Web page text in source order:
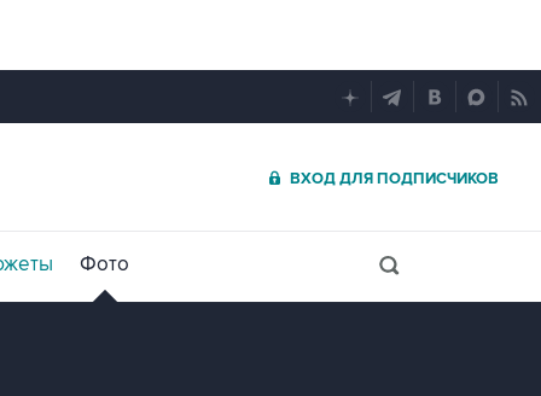
ВХОД ДЛЯ ПОДПИСЧИКОВ
Фото